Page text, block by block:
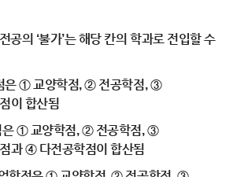
공의 ‘불가’는 해당 칸의 학과로 전입할 수
은 ① 교양학점, ② 전공학점, ③
이 합산됨
은 ① 교양학점, ② 전공학점, ③
과 ④ 다전공학점이 합산됨